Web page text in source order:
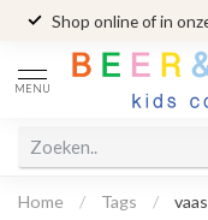
Shop online of in
MENU
Home / Tags / vaas